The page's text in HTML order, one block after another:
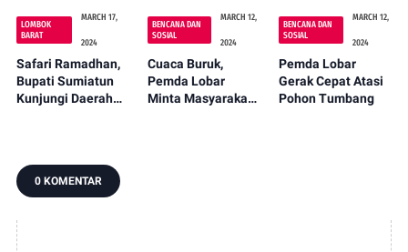
LOMBOK
BARAT
MARCH 17,
2024
Safari Ramadhan,
Bupati Sumiatun
Kunjungi Daerah
BENCANA DAN
SOSIAL
MARCH 12,
2024
Cuaca Buruk,
Pemda Lobar
Minta Masyarakat
BENCANA DAN
SOSIAL
MARCH 12,
2024
Pemda Lobar
Gerak Cepat Atasi
Pohon Tumbang
0 KOMENTAR